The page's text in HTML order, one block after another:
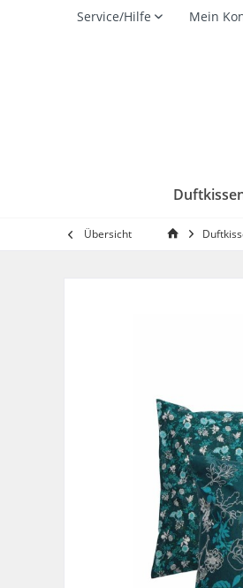
Service/Hilfe Mein
Übersicht